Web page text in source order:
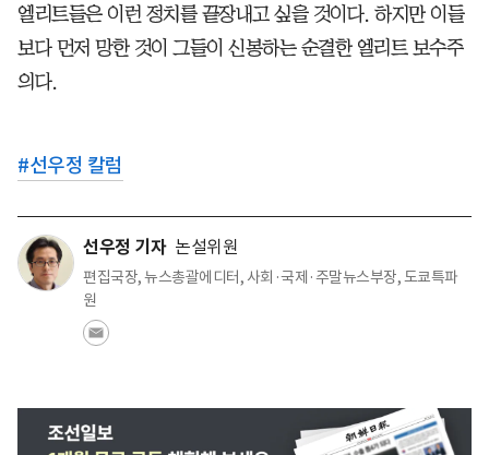
엘리트들은 이런 정치를 끝장내고 싶을 것이다. 하지만 이들
보다 먼저 망한 것이 그들이 신봉하는 순결한 엘리트 보수주
의다.
#선우정 칼럼
선우정 기자 논설위원
편집국장, 뉴스총괄에디터, 사회·국제·주말뉴스부장, 도쿄특파
원